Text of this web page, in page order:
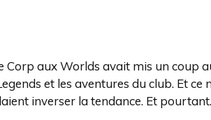
Corp aux Worlds avait mis un coup
et les aventures du club. Et ce
inverser la tendance. Et pourtant.